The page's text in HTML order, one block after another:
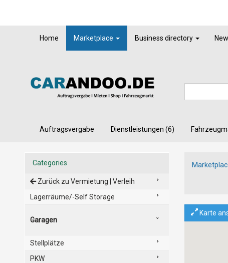
Home Marketplace Business directory
Auftragsvergabe Dienstleistungen (6)
Karte
Categories
Zurück zu Vermietung | Verleih
Lagerräume/-Self Storage
Garagen
Stellplätze
PKW